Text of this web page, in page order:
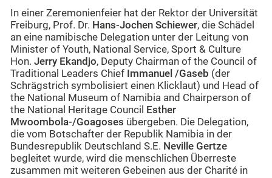
In einer Zeremonienfeier hat der Rektor der Universität
Freiburg, Prof. Dr. Hans-Jochen Schiewer, die Schädel
an eine namibische Delegation unter der Leitung von
Minister of Youth, National Service, Sport & Culture
Hon. Jerry Ekandjo, Deputy Chairman of the Council of
Traditional Leaders Chief Immanuel /Gaseb (der
Schrägstrich symbolisiert einen Klicklaut) und Head of
the National Museum of Namibia and Chairperson of
the National Heritage Council Esther
Mwoombola-/Goagoses übergeben. Die Delegation,
die vom Botschafter der Republik Namibia in der
Bundesrepublik Deutschland S.E. Neville Gertze
begleitet wurde, wird die menschlichen Überreste
zusammen mit weiteren Gebeinen aus der Charité in